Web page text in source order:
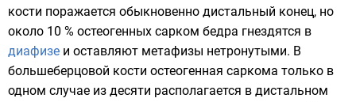
кости поражается обыкновенно дистальный конец, но
около 10 % остеогенных сарком бедра гнездятся в
диафизе и оставляют метафизы нетронутыми. В
большеберцовой кости остеогенная саркома только в
одном случае из десяти располагается в дистальном